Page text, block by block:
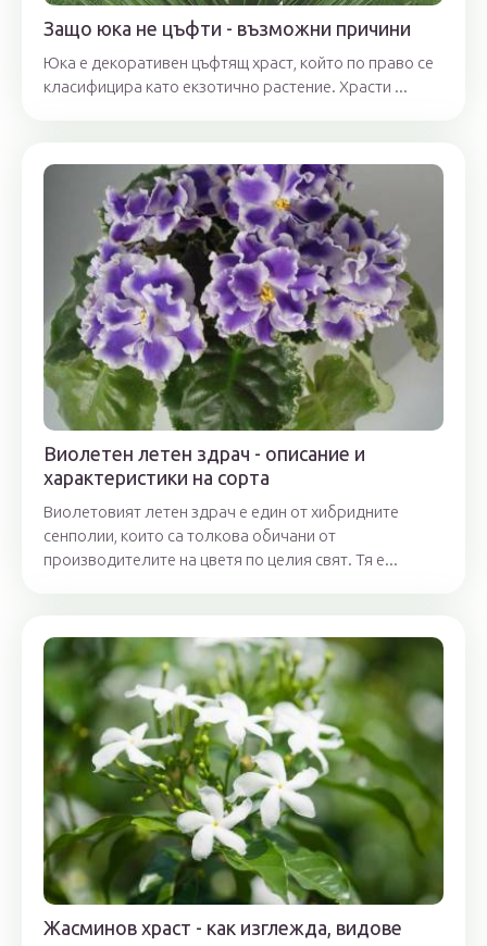
Защо юка не цъфти - възможни причини
Юка е декоративен цъфтящ храст, който по право се
класифицира като екзотично растение. Храсти ...
Виолетен летен здрач - описание и
характеристики на сорта
Виолетовият летен здрач е един от хибридните
сенполии, които са толкова обичани от
производителите на цветя по целия свят. Тя е...
Жасминов храст - как изглежда, видове